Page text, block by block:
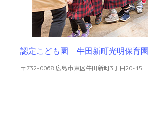
認定こども園 牛田新町光明保育園
〒732-0068 広島市東区牛田新町3丁目20-15